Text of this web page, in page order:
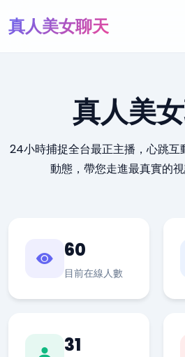
真人美女聊天
真人美
24小時捕捉全台最正主播，心跳互
動態，帶您走進最真實的視
60
目前在線人數
31